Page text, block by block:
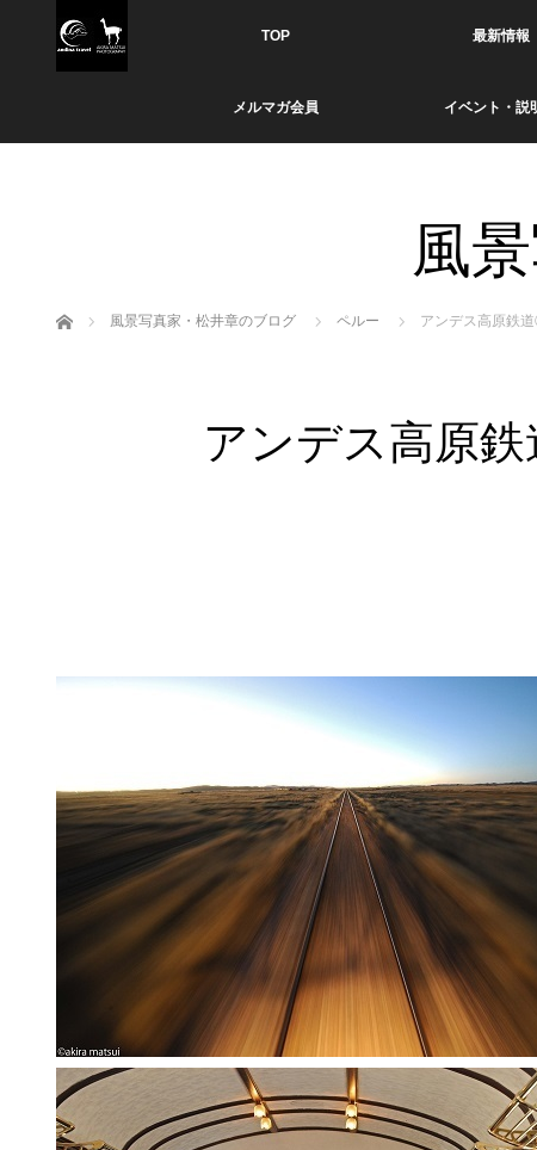
TOP 最新情報
メルマガ会員 イベント・説
風
ホーム 風景写真家・松井章のブログ ペルー アンデス高原鉄
アンデス高原